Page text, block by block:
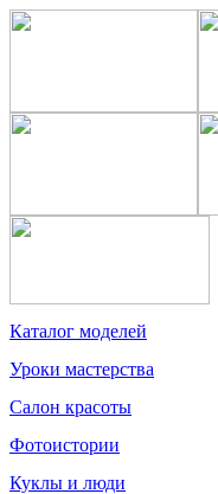
Каталог моделей
Уроки мастерства
Салон красоты
Фотоистории
Куклы и люди